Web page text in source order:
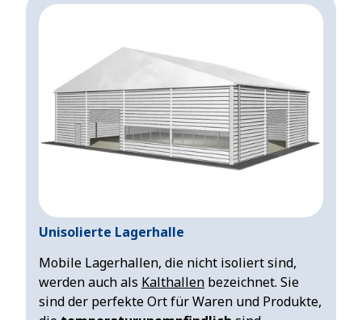
Unisolierte Lagerhalle
Mobile Lagerhallen, die nicht isoliert sind,
werden auch als Kalthallen bezeichnet. Sie
sind der perfekte Ort für Waren und Produkte,